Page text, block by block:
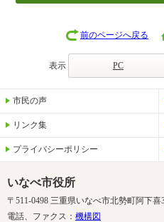
前のページへ戻る
表示 PC
市民の声
リンク集
プライバシーポリシー
いなべ市役所
〒511-0498 三重県いなべ市北勢町阿下喜
電話、ファクス： 機構図